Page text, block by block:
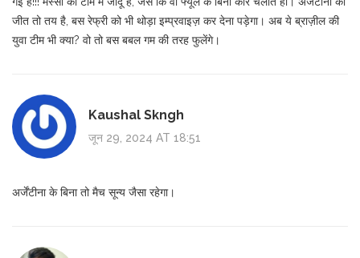
जीत तो तय है, बस रेफ्री को भी थोड़ा इम्प्रवाइज़ कर देना पड़ेगा। अब ये ब्राज़ील की
युवा टीम भी क्या? वो तो बस बबल गम की तरह फुलेंगे।
Kaushal Skngh
जून 29, 2024 AT 18:51
अर्जेंटीना के बिना तो मैच सून्य जैसा रहेगा।